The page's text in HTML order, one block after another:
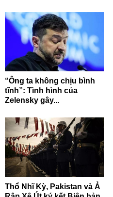
“Ông ta không chịu bình
tĩnh”: Tình hình của
Zelensky gây...
Thổ Nhĩ Kỳ, Pakistan và Ả